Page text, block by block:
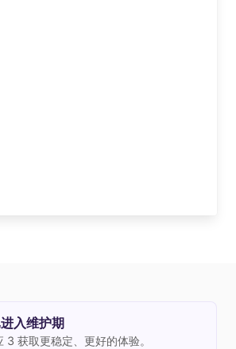
入维护期
3 获取更稳定、更好的体验。